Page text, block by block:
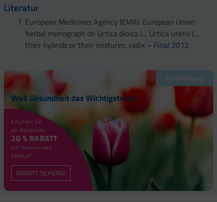
Literatur
European Medicines Agency (EMA): European Union
herbal monograph on Urtica dioica L., Urtica urens L.,
their hybrids or their mixtures, radix – Final 2012
Empfehlung
Weil Gesundheit das Wichtigste ist!
Erhalten Sie
als Neukunde
20 % RABATT
auf Ihren ersten
Einkauf!
RABATT SICHERN!